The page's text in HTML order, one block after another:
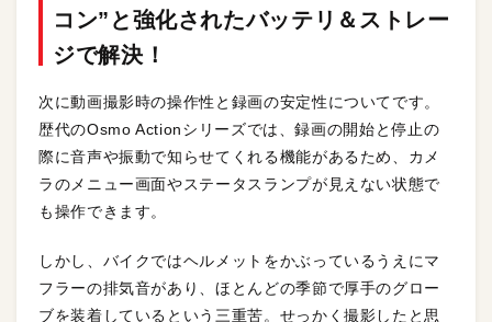
コン”と強化されたバッテリ＆ストレー
ジで解決！
次に動画撮影時の操作性と録画の安定性についてです。
歴代のOsmo Actionシリーズでは、録画の開始と停止の
際に音声や振動で知らせてくれる機能があるため、カメ
ラのメニュー画面やステータスランプが見えない状態で
も操作できます。
しかし、バイクではヘルメットをかぶっているうえにマ
フラーの排気音があり、ほとんどの季節で厚手のグロー
ブを装着しているという三重苦。せっかく撮影したと思